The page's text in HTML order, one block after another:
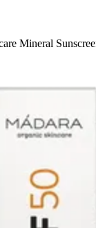
Mineral